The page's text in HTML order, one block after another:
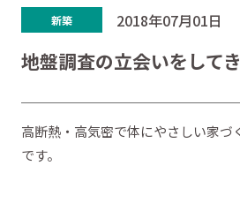
新築 2018年07月01日
地盤調査の立会いをしてき
高断熱・高気密で体にやさしい家づ
です。